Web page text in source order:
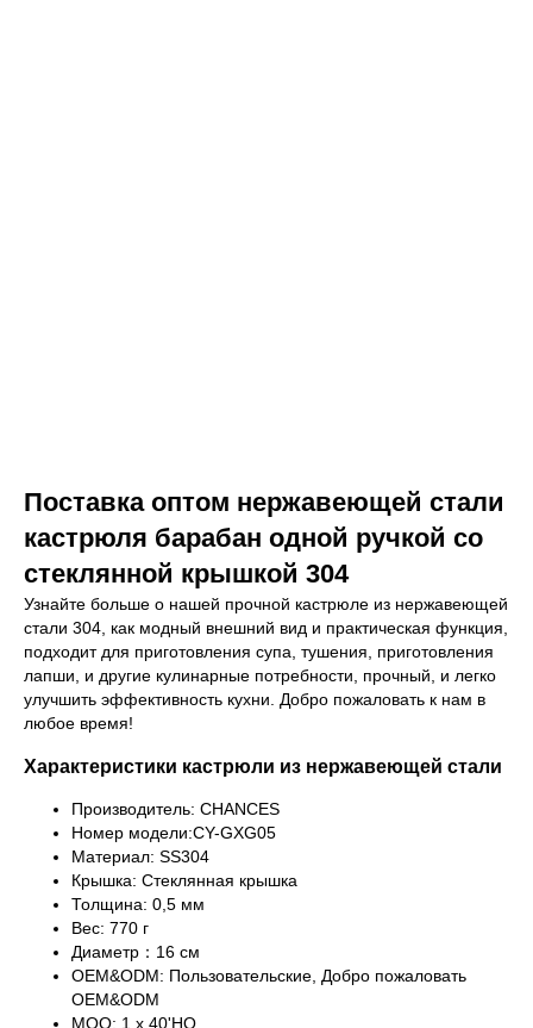
Поставка оптом нержавеющей стали
кастрюля барабан одной ручкой со
стеклянной крышкой 304
Узнайте больше о нашей прочной кастрюле из нержавеющей
стали 304, как модный внешний вид и практическая функция,
подходит для приготовления супа, тушения, приготовления
лапши, и другие кулинарные потребности, прочный, и легко
улучшить эффективность кухни. Добро пожаловать к нам в
любое время!
Характеристики кастрюли из нержавеющей стали
Производитель: CHANCES
Номер модели:CY-GXG05
Материал: SS304
Крышка: Стеклянная крышка
Толщина: 0,5 мм
Вес: 770 г
Диаметр：16 см
OEM&ODM: Пользовательские, Добро пожаловать
OEM&ODM
MOQ: 1 x 40'HQ